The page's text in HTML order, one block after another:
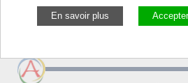
Découvrir